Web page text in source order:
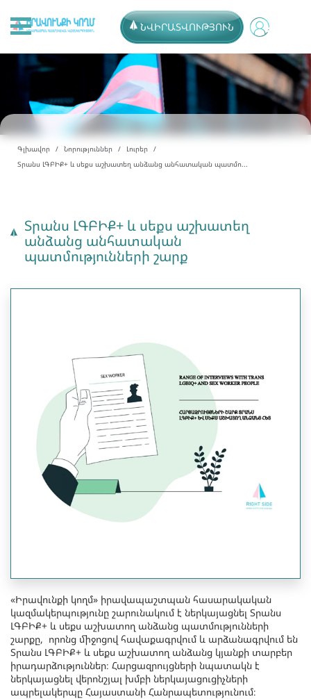
ՆՎԻՐԱՏՎՈՒԹՅՈՒՆ
Գլխավոր Նորություններ
Լուրեր
Տրանս ԼԳԲԻՔ+ և սեքս աշխատեղ անձանց անհատական պատմո...
Տրանս ԼԳԲԻՔ+ և սեքս աշխատեղ
անձանց անհատական
պատմությունների շարք
«Իրավունքի կողմ» իրավապաշտպան հասարակական
կազմակերպությունը շարունակում է ներկայացնել Տրանս
ԼԳԲԻՔ+ և սեքս աշխատող անձանց պատմությունների
շարքը, որոնց միջոցով հավաքագրվում և արձանագրվում են
Տրանս ԼԳԲԻՔ+ և սեքս աշխատող անձանց կյանքի տարբեր
իրադարձություններ։ Հարցազրույցների նպատակն է
ներկայացնել վերոնշյալ խմբի ներկայացուցիչների
ապրելակերպը Հայաստանի Հանրապետությունում։